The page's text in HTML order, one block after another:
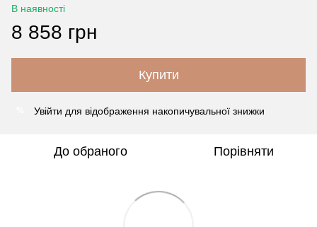
В наявності
8 858 грн
Купити
Увійти для відображення накопичувальної знижки
До обраного Порівняти